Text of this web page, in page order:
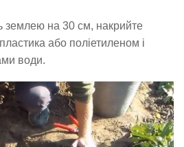
землею на 30 см, накрийте
або поліетиленом і
води.